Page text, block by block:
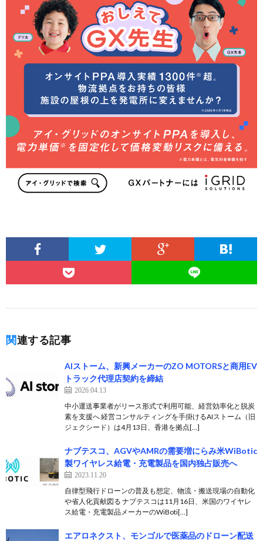
関連する記事
AIストーム、新興メーカーのZO MOTORSと商用EV
トラック代理店契約を締結
2026.04.13
中小運送事業者がリース形式で利用可能、経営効率化と脱炭
素を支援へ 経営コンサルティングを手掛けるAIストーム（旧
ジェクシード）は4月13日、香港を拠点[…]
ナブテスコ、AGVやAMRの需要増にらみ米WiBotic
製ワイヤレス給電・充電製品を国内独占販売へ
2023.11.20
自律型飛行ドローンの普及も想定、物流・搬送現場の自動化
や省人化貢献図る ナブテスコは11月16日、米国のワイヤレ
ス給電・充電製品メーカーのWiBoti[…]
エアロネクスト、モンゴルで医薬品のドローン配送